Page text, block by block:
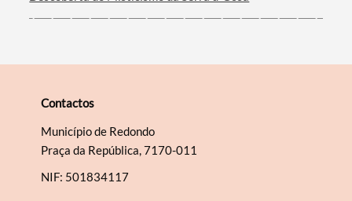
Contactos
Município de Redondo
Praça da República, 7170-011
NIF: 501834117